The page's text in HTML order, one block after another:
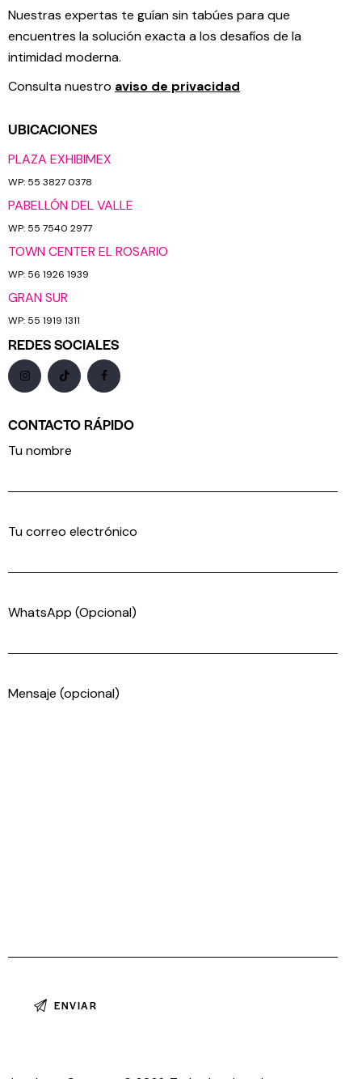
Nuestras expertas te guían sin tabúes para que
encuentres la solución exacta a los desafíos de la
intimidad moderna.
Consulta nuestro aviso de privacidad
UBICACIONES
PLAZA EXHIBIMEX
WP: 55 3827 0378
PABELLÓN DEL VALLE
WP: 55 7540 2977
TOWN CENTER EL ROSARIO
WP: 56 1926 1939
GRAN SUR
WP: 55 1919 1311
REDES SOCIALES
CONTACTO RÁPIDO
Tu nombre
Tu correo electrónico
WhatsApp (Opcional)
Mensaje (opcional)